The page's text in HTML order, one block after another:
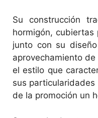
Su construcción
hormigón, cubiertas
junto con su
aprovechamiento
el estilo que
sus
de la promoción un